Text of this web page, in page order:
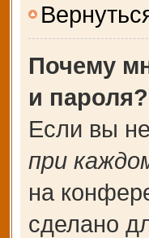
Почему
и пароля?
Если вы
при
на
сделано